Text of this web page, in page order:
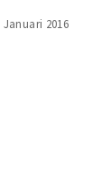
Januari 2016